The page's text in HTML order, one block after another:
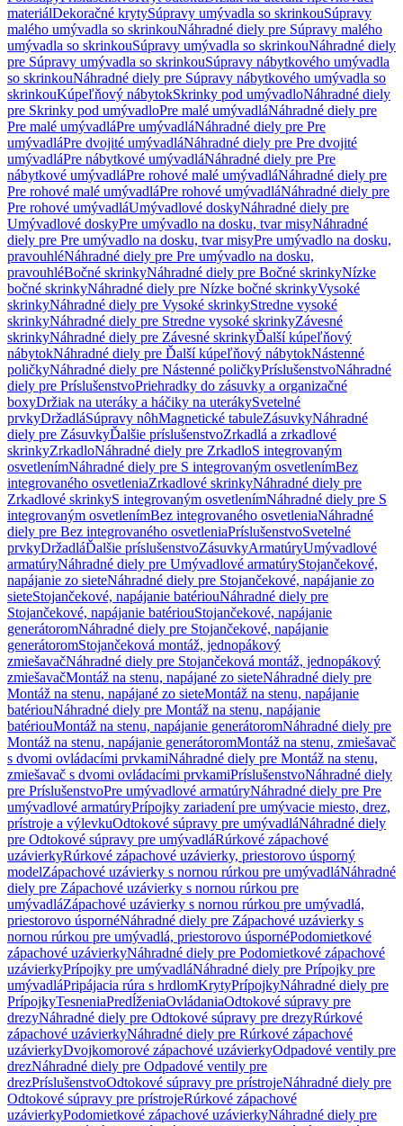
materiálDekoračné krytySúpravy umývadla so skrinkouSúpravy
malého umývadla so skrinkouNáhradné diely pre Súpravy malého
umývadla so skrinkouSúpravy umývadla so skrinkouNáhradné diely
pre Súpravy umývadla so skrinkouSúpravy nábytkového umývadla
so skrinkouNáhradné diely pre Súpravy nábytkového umývadla so
skrinkouKúpeľňový nábytokSkrinky pod umývadloNáhradné diely
pre Skrinky pod umývadloPre malé umývadláNáhradné diely pre
Pre malé umývadláPre umývadláNáhradné diely pre Pre
umývadláPre dvojité umývadláNáhradné diely pre Pre dvojité
umývadláPre nábytkové umývadláNáhradné diely pre Pre
nábytkové umývadláPre rohové malé umývadláNáhradné diely pre
Pre rohové malé umývadláPre rohové umývadláNáhradné diely pre
Pre rohové umývadláUmývadlové doskyNáhradné diely pre
Umývadlové doskyPre umývadlo na dosku, tvar misyNáhradné
diely pre Pre umývadlo na dosku, tvar misyPre umývadlo na dosku,
pravouhléNáhradné diely pre Pre umývadlo na dosku,
pravouhléBočné skrinkyNáhradné diely pre Bočné skrinkyNízke
bočné skrinkyNáhradné diely pre Nízke bočné skrinkyVysoké
skrinkyNáhradné diely pre Vysoké skrinkyStredne vysoké
skrinkyNáhradné diely pre Stredne vysoké skrinkyZávesné
skrinkyNáhradné diely pre Závesné skrinkyĎalší kúpeľňový
nábytokNáhradné diely pre Ďalší kúpeľňový nábytokNástenné
poličkyNáhradné diely pre Nástenné poličkyPríslušenstvoNáhradné
diely pre PríslušenstvoPriehradky do zásuvky a organizačné
boxyDržiak na uteráky a háčiky na uterákySvetelné
prvkyDržadláSúpravy nôhMagnetické tabuleZásuvkyNáhradné
diely pre ZásuvkyĎalšie príslušenstvoZrkadlá a zrkadlové
skrinkyZrkadloNáhradné diely pre ZrkadloS integrovaným
osvetlenímNáhradné diely pre S integrovaným osvetlenímBez
integrovaného osvetleniaZrkadlové skrinkyNáhradné diely pre
Zrkadlové skrinkyS integrovaným osvetlenímNáhradné diely pre S
integrovaným osvetlenímBez integrovaného osvetleniaNáhradné
diely pre Bez integrovaného osvetleniaPríslušenstvoSvetelné
prvkyDržadláĎalšie príslušenstvoZásuvkyArmatúryUmývadlové
armatúryNáhradné diely pre Umývadlové armatúryStojančekové,
napájanie zo sieteNáhradné diely pre Stojančekové, napájanie zo
sieteStojančekové, napájanie batériouNáhradné diely pre
Stojančekové, napájanie batériouStojančekové, napájanie
generátoromNáhradné diely pre Stojančekové, napájanie
generátoromStojančeková montáž, jednopákový
zmiešavačNáhradné diely pre Stojančeková montáž, jednopákový
zmiešavačMontáž na stenu, napájané zo sieteNáhradné diely pre
Montáž na stenu, napájané zo sieteMontáž na stenu, napájanie
batériouNáhradné diely pre Montáž na stenu, napájanie
batériouMontáž na stenu, napájanie generátoromNáhradné diely pre
Montáž na stenu, napájanie generátoromMontáž na stenu, zmiešavač
s dvomi ovládacími prvkamiNáhradné diely pre Montáž na stenu,
zmiešavač s dvomi ovládacími prvkamiPríslušenstvoNáhradné diely
pre PríslušenstvoPre umývadlové armatúryNáhradné diely pre Pre
umývadlové armatúryPrípojky zariadení pre umývacie miesto, drez,
prístroje a výlevkuOdtokové súpravy pre umývadláNáhradné diely
pre Odtokové súpravy pre umývadláRúrkové zápachové
uzávierkyRúrkové zápachové uzávierky, priestorovo úsporný
modelZápachové uzávierky s nornou rúrkou pre umývadláNáhradné
diely pre Zápachové uzávierky s nornou rúrkou pre
umývadláZápachové uzávierky s nornou rúrkou pre umývadlá,
priestorovo úspornéNáhradné diely pre Zápachové uzávierky s
nornou rúrkou pre umývadlá, priestorovo úspornéPodomietkové
zápachové uzávierkyNáhradné diely pre Podomietkové zápachové
uzávierkyPrípojky pre umývadláNáhradné diely pre Prípojky pre
umývadláPripájacia rúra s hrdlomKrytyPrípojkyNáhradné diely pre
PrípojkyTesneniaPredĺženiaOvládaniaOdtokové súpravy pre
drezyNáhradné diely pre Odtokové súpravy pre drezyRúrkové
zápachové uzávierkyNáhradné diely pre Rúrkové zápachové
uzávierkyDvojkomorové zápachové uzávierkyOdpadové ventily pre
drezNáhradné diely pre Odpadové ventily pre
drezPríslušenstvoOdtokové súpravy pre prístrojeNáhradné diely pre
Odtokové súpravy pre prístrojeRúrkové zápachové
uzávierkyPodomietkové zápachové uzávierkyNáhradné diely pre